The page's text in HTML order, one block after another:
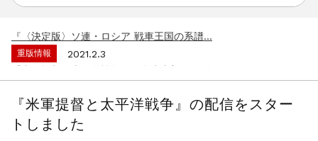
重版情報
2021.3.25
重版情報
2021.2.3
『米軍提督と太平洋戦争』（谷光太郎）五刷...
重版情報
2020.12.18
『日本陸海軍はなぜロジスティクスを軽視し...
『米軍提督と太平洋戦争』の配信をスター
トしました